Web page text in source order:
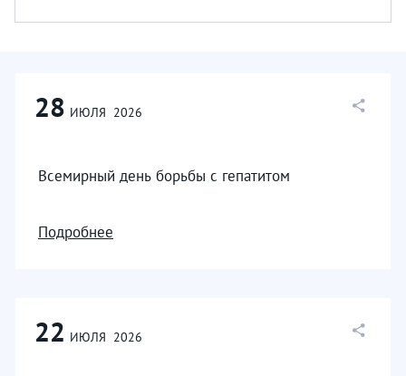
28 ИЮЛЯ 2026
Всемирный день борьбы с гепатитом
Подробнее
22 ИЮЛЯ 2026